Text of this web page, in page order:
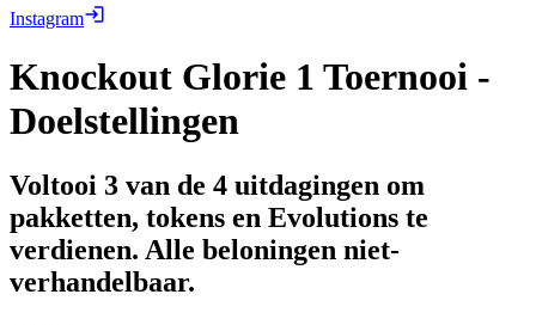
Instagram
Knockout Glorie 1 Toernooi -
Doelstellingen
Voltooi 3 van de 4 uitdagingen om
pakketten, tokens en Evolutions te
verdienen. Alle beloningen niet-
verhandelbaar.